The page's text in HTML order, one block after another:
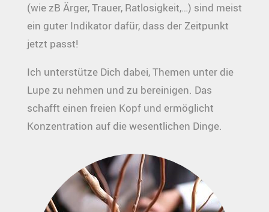
(wie zB Ärger, Trauer, Ratlosigkeit,…) sind meist
ein guter Indikator dafür, dass der Zeitpunkt
jetzt passt!
Ich unterstütze Dich dabei, Themen unter die
Lupe zu nehmen und zu bereinigen. Das
schafft einen freien Kopf und ermöglicht
Konzentration auf die wesentlichen Dinge.